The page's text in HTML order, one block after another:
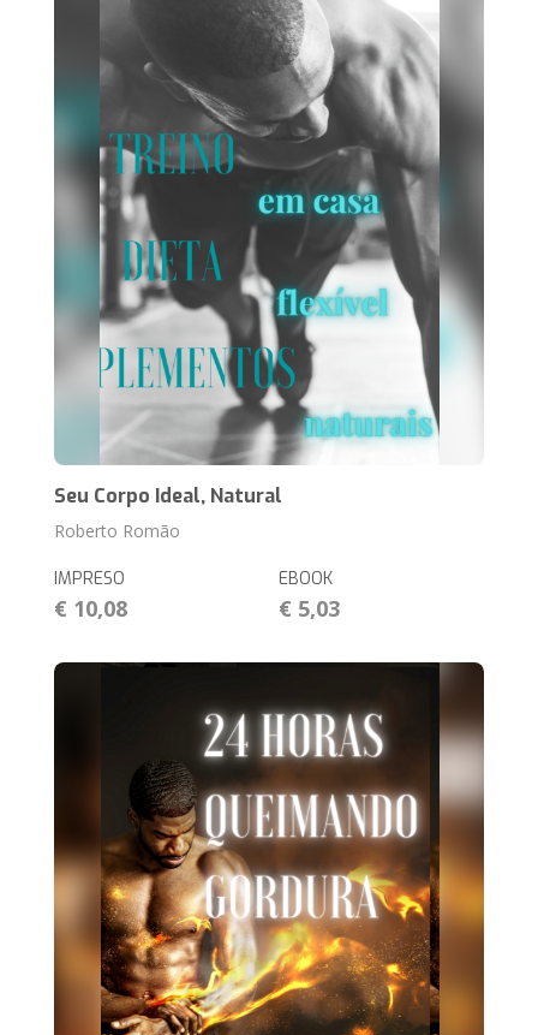
Seu Corpo Ideal, Natural
Roberto Romão
IMPRESO
€ 10,08
EBOOK
€ 5,03